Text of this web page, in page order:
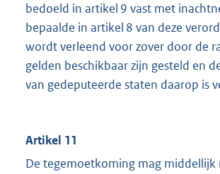
bedoeld in artikel 9 vast met
bepaalde in artikel 8 van deze
wordt verleend voor zover door de
gelden beschikbaar zijn gesteld en
van gedeputeerde staten daarop is
Artikel 11
De tegemoetkoming mag middellijk